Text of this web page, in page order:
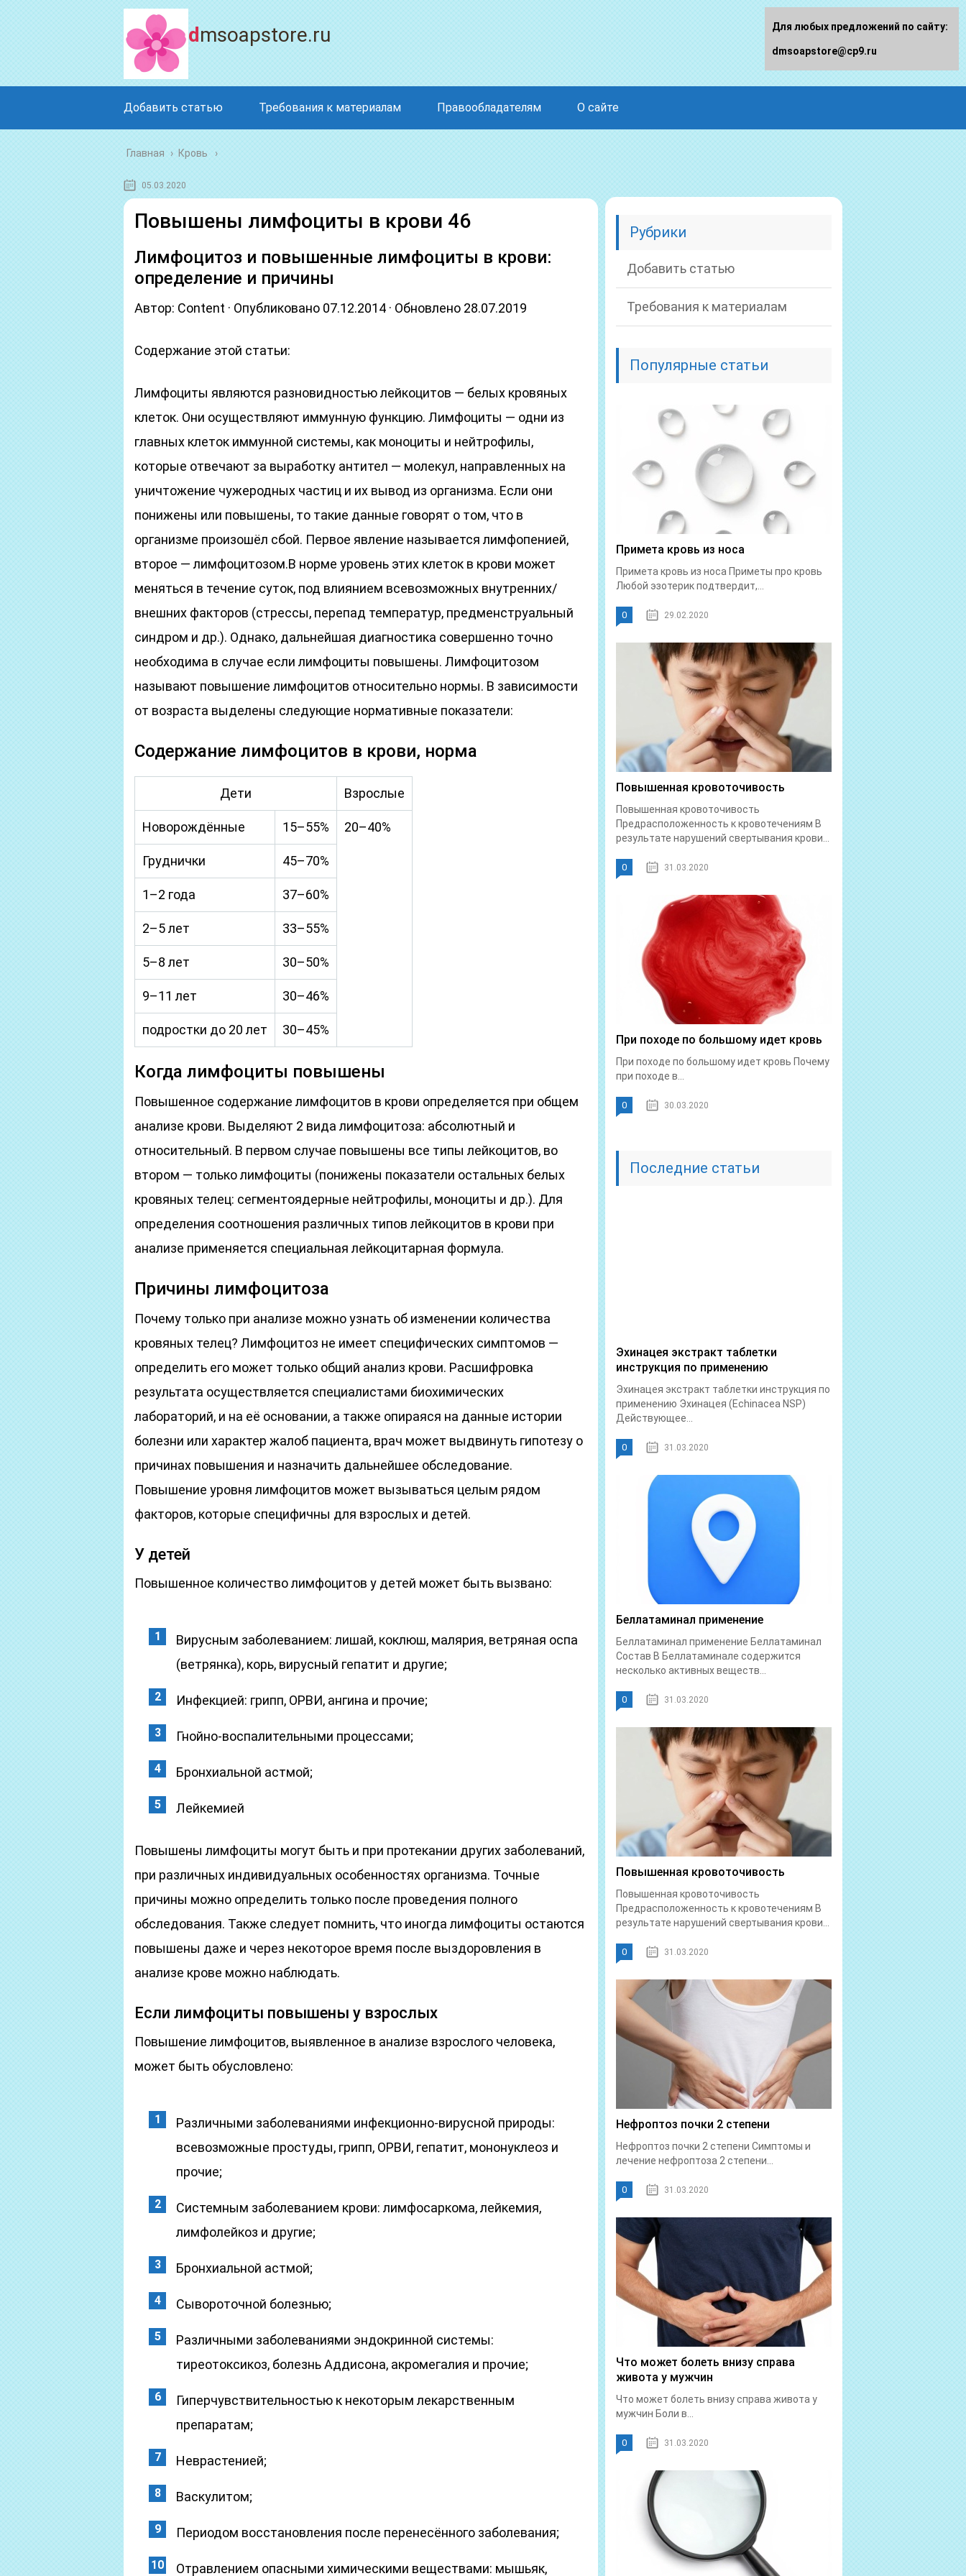
dmsoapstore.ru
Добавить статью Требования к материалам Правообладателям О сайте
Главная › Кровь
05.03.2020
Повышены лимфоциты в крови 46
Лимфоцитоз и повышенные лимфоциты в крови:
определение и причины
Автор: Content · Опубликовано 07.12.2014 · Обновлено 28.07.2019
Содержание этой статьи:
Лимфоциты являются разновидностью лейкоцитов — белых кровяных
клеток. Они осуществляют иммунную функцию. Лимфоциты — одни из
главных клеток иммунной системы, как моноциты и нейтрофилы,
которые отвечают за выработку антител — молекул, направленных на
уничтожение чужеродных частиц и их вывод из организма. Если они
понижены или повышены, то такие данные говорят о том, что в
организме произошёл сбой. Первое явление называется лимфопенией,
второе — лимфоцитозом.В норме уровень этих клеток в крови может
меняться в течение суток, под влиянием всевозможных внутренних/
внешних факторов (стрессы, перепад температур, предменструальный
синдром и др.). Однако, дальнейшая диагностика совершенно точно
необходима в случае если лимфоциты повышены. Лимфоцитозом
называют повышение лимфоцитов относительно нормы. В зависимости
от возраста выделены следующие нормативные показатели:
Содержание лимфоцитов в крови, норма
Дети Взрослые
Новорождённые 15–55% 20–40%
Груднички 45–70%
1–2 года 37–60%
2–5 лет 33–55%
5–8 лет 30–50%
9–11 лет 30–46%
подростки до 20 лет 30–45%
Когда лимфоциты повышены
Повышенное содержание лимфоцитов в крови определяется при общем
анализе крови. Выделяют 2 вида лимфоцитоза: абсолютный и
относительный. В первом случае повышены все типы лейкоцитов, во
втором — только лимфоциты (понижены показатели остальных белых
кровяных телец: сегментоядерные нейтрофилы, моноциты и др.). Для
определения соотношения различных типов лейкоцитов в крови при
анализе применяется специальная лейкоцитарная формула.
Причины лимфоцитоза
Почему только при анализе можно узнать об изменении количества
кровяных телец? Лимфоцитоз не имеет специфических симптомов —
определить его может только общий анализ крови. Расшифровка
результата осуществляется специалистами биохимических
лабораторий, и на её основании, а также опираяся на данные истории
болезни или характер жалоб пациента, врач может выдвинуть гипотезу о
причинах повышения и назначить дальнейшее обследование.
Повышение уровня лимфоцитов может вызываться целым рядом
факторов, которые специфичны для взрослых и детей.
У детей
Повышенное количество лимфоцитов у детей может быть вызвано:
Вирусным заболеванием: лишай, коклюш, малярия, ветряная оспа
(ветрянка), корь, вирусный гепатит и другие;
Инфекцией: грипп, ОРВИ, ангина и прочие;
Гнойно-воспалительными процессами;
Бронхиальной астмой;
Лейкемией
Повышены лимфоциты могут быть и при протекании других заболеваний,
при различных индивидуальных особенностях организма. Точные
причины можно определить только после проведения полного
обследования. Также следует помнить, что иногда лимфоциты остаются
повышены даже и через некоторое время после выздоровления в
анализе крове можно наблюдать.
Если лимфоциты повышены у взрослых
Повышение лимфоцитов, выявленное в анализе взрослого человека,
может быть обусловлено:
Различными заболеваниями инфекционно-вирусной природы:
всевозможные простуды, грипп, ОРВИ, гепатит, мононуклеоз и
прочие;
Системным заболеванием крови: лимфосаркома, лейкемия,
лимфолейкоз и другие;
Бронхиальной астмой;
Сывороточной болезнью;
Различными заболеваниями эндокринной системы:
тиреотоксикоз, болезнь Аддисона, акромегалия и прочие;
Гиперчувствительностью к некоторым лекарственным
препаратам;
Неврастенией;
Васкулитом;
Периодом восстановления после перенесённого заболевания;
Отравлением опасными химическими веществами: мышьяк,
Рубрики
Добавить статью
Требования к материалам
Популярные статьи
Примета кровь из носа
Примета кровь из носа Приметы про кровь
Любой эзотерик подтвердит,...
0 29.02.2020
Повышенная кровоточивость
Повышенная кровоточивость
Предрасположенность к кровотечениям В
результате нарушений свертывания крови...
0 31.03.2020
При походе по большому идет кровь
При походе по большому идет кровь Почему
при походе в...
0 30.03.2020
Последние статьи
Эхинацея экстракт таблетки
инструкция по применению
Эхинацея экстракт таблетки инструкция по
применению Эхинацея (Echinacea NSP)
Действующее...
0 31.03.2020
Беллатаминал применение
Беллатаминал применение Беллатаминал
Состав В Беллатаминале содержится
несколько активных веществ...
0 31.03.2020
Повышенная кровоточивость
Повышенная кровоточивость
Предрасположенность к кровотечениям В
результате нарушений свертывания крови...
0 31.03.2020
Нефроптоз почки 2 степени
Нефроптоз почки 2 степени Симптомы и
лечение нефроптоза 2 степени...
0 31.03.2020
Что может болеть внизу справа
живота у мужчин
Что может болеть внизу справа живота у
мужчин Боли в...
0 31.03.2020
Для любых предложений по сайту:
dmsoapstore@cp9.ru